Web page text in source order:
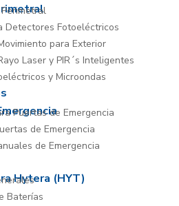
Detectores Fotoeléctricos
para Exterior
Laser y PIR´s Inteligentes
y Microondas
Puertas de Emergencia
de Emergencia
de Emergencia
Hytera (HYT)
Baterías